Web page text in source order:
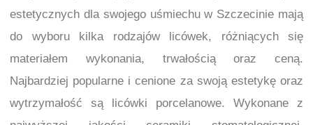
estetycznych dla swojego uśmiechu w Szczecinie mają
do wyboru kilka rodzajów licówek, różniących się
materiałem wykonania, trwałością oraz ceną.
Najbardziej popularne i cenione za swoją estetykę oraz
wytrzymałość są licówki porcelanowe. Wykonane z